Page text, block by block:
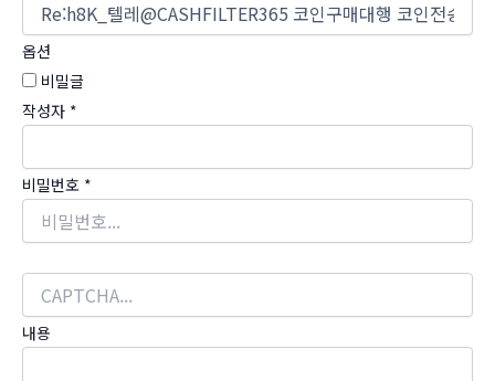
옵션
비밀글
작성자 *
비밀번호 *
내용